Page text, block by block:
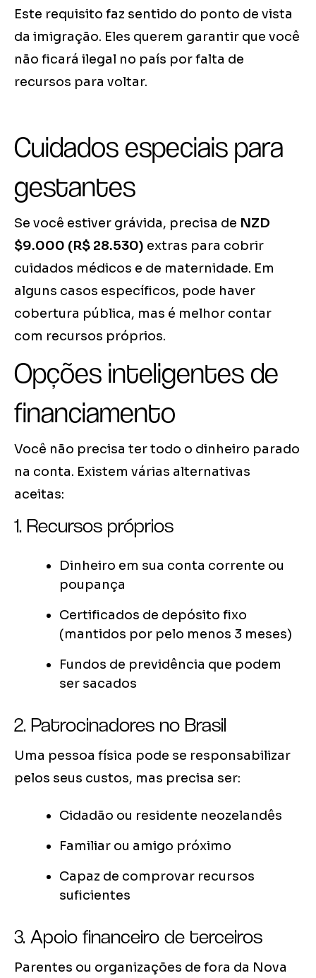
Este requisito faz sentido do ponto de vista
da imigração. Eles querem garantir que você
não ficará ilegal no país por falta de
recursos para voltar.
Cuidados especiais para
gestantes
Se você estiver grávida, precisa de NZD
$9.000 (R$ 28.530) extras para cobrir
cuidados médicos e de maternidade. Em
alguns casos específicos, pode haver
cobertura pública, mas é melhor contar
com recursos próprios.
Opções inteligentes de
financiamento
Você não precisa ter todo o dinheiro parado
na conta. Existem várias alternativas
aceitas:
1. Recursos próprios
Dinheiro em sua conta corrente ou
poupança
Certificados de depósito fixo
(mantidos por pelo menos 3 meses)
Fundos de previdência que podem
ser sacados
2. Patrocinadores no Brasil
Uma pessoa física pode se responsabilizar
pelos seus custos, mas precisa ser:
Cidadão ou residente neozelandês
Familiar ou amigo próximo
Capaz de comprovar recursos
suficientes
3. Apoio financeiro de terceiros
Parentes ou organizações de fora da Nova